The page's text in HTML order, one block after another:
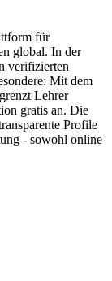
für
global. In der
verifizierten
Mit dem
Lehrer
gratis an. Die
Profile
- sowohl online